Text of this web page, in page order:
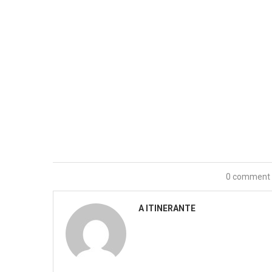
0 comment
A ITINERANTE